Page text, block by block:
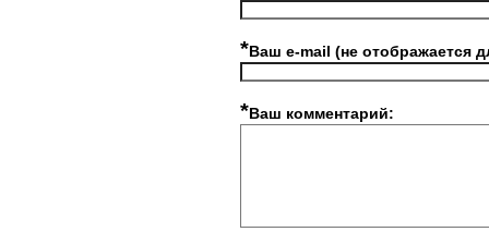
*Ваш e-mail (не отображается
*Ваш комментарий: